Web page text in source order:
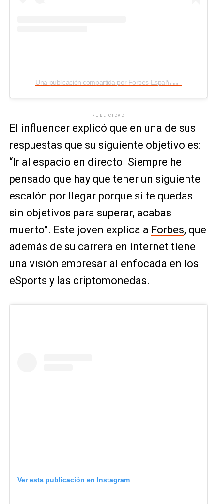
U
na publicación compartida por Forbes España (@forbes_es)
PUBLICIDAD
El influencer explicó que en una de sus
respuestas que su siguiente objetivo es:
“Ir al espacio en directo. Siempre he
pensado que hay que tener un siguiente
escalón por llegar porque si te quedas
sin objetivos para superar, acabas
muerto”. Este joven explica a Forbes, que
además de su carrera en internet tiene
una visión empresarial enfocada en los
eSports y las criptomonedas.
Ver esta publicación en Instagram